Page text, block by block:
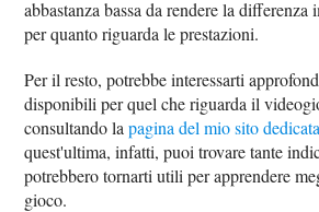
abbastanza bassa da rendere la differenza
per quanto riguarda le prestazioni.
Per il resto, potrebbe interessarti
disponibili per quel che riguarda il
consultando lapagina del mio sito
quest'ultima, infatti, puoi trovare tante
potrebbero tornarti utili per apprendere
gioco.